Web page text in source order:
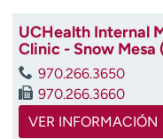
UCHealth Internal
Clinic - Snow Mesa
970.266.3650
970.266.3660
VER INFORMACIÓN